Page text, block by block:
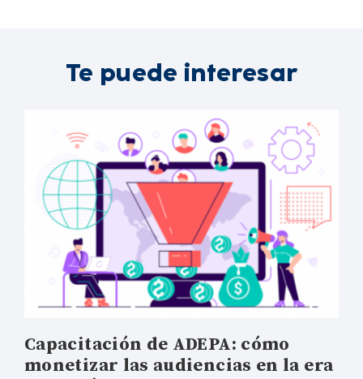
Te puede interesar
Capacitación de ADEPA: cómo
monetizar las audiencias en la era